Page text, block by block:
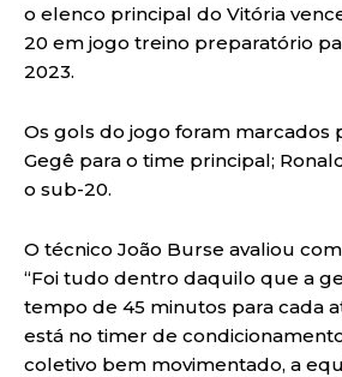
o elenco principal do Vitória
20 em jogo treino preparatório
2023.
Os gols do jogo foram marcados
Gegê para o time principal;
o sub-20.
O técnico João Burse avaliou
“Foi tudo dentro daquilo que a
tempo de 45 minutos para cada
está no timer de
coletivo bem movimentado, a